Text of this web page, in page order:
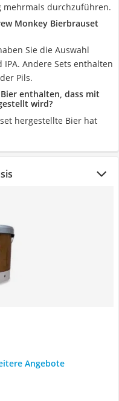
mehrmals durchzuführen.
Monkey Bierbrauset
Sie die Auswahl
Andere Sets enthalten
Pils.
enthalten, dass mit
wird?
hergestellte Bier hat
Angebote